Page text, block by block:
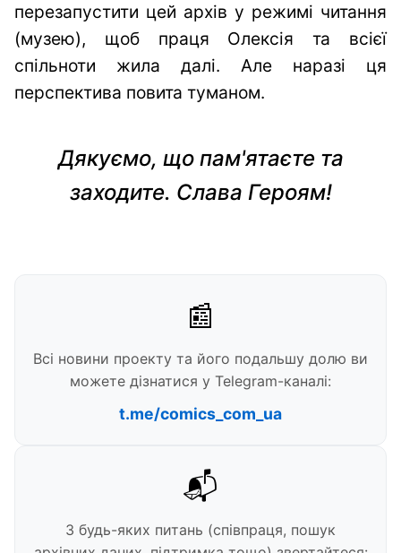
перезапустити цей архів у режимі читання
(музею), щоб праця Олексія та всієї
спільноти жила далі. Але наразі ця
перспектива повита туманом.
Дякуємо, що пам'ятаєте та
заходите. Слава Героям!
📰
Всі новини проекту та його подальшу долю ви
можете дізнатися у Telegram-каналі:
t.me/comics_com_ua
📬
З будь-яких питань (співпраця, пошук